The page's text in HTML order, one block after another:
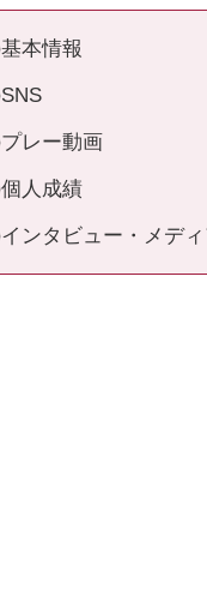
本情報
レー動画
人成績
ンタビュー・メデ